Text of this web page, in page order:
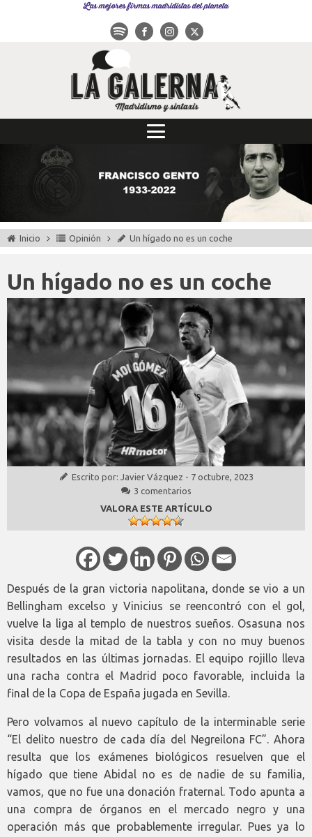
Las mejores firmas madridistas del planeta
Inicio Opinión Un hígado no es un coche
Un hígado no es un coche
Escrito por: Javier Vázquez - 7 octubre, 2023
3 comentarios
VALORA ESTE ARTÍCULO
Después de la gran victoria napolitana, donde se vio a un
Bellingham excelso y Vinicius se reencontró con el gol,
vuelve la liga al templo de nuestros sueños. Osasuna nos
visita desde la mitad de la tabla y con no muy buenos
resultados en las últimas jornadas. El equipo rojillo lleva
una racha contra el Madrid poco favorable, incluida la
final de la Copa de España jugada en Sevilla.
Pero volvamos al nuevo capítulo de la interminable serie
“El delito nuestro de cada día del Negreilona FC”. Ahora
resulta que los exámenes biológicos resuelven que el
hígado que tiene Abidal no es de nadie de su familia,
vamos, que no fue una donación fraternal. Todo apunta a
una compra de órganos en el mercado negro y una
operación más que probablemente irregular. Pues ya lo